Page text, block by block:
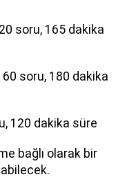
soru, 165 dakika
soru, 180 dakika
120 dakika süre
bağlı olarak bir